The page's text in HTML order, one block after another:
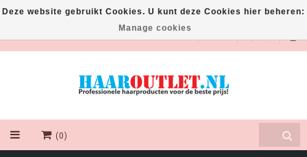
EUR
(0)
Deze website gebruikt Cookies. U kunt deze Cookies hier beheren:
Manage cookies